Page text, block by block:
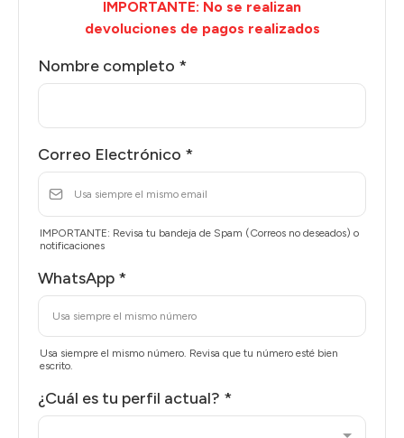
IMPORTANTE: No se realizan
devoluciones de pagos realizados
Nombre completo *
Correo Electrónico *
IMPORTANTE: Revisa tu bandeja de Spam (Correos no deseados) o
notificaciones
WhatsApp *
Usa siempre el mismo número. Revisa que tu número esté bien
escrito.
¿Cuál es tu perfil actual? *